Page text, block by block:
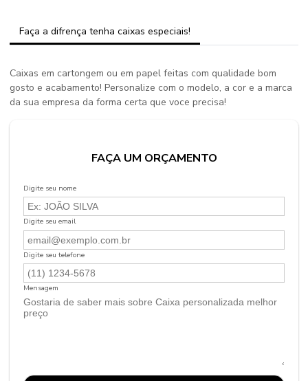
Faça a difrença tenha caixas especiais!
Caixas em cartongem ou em papel feitas com qualidade bom
gosto e acabamento! Personalize com o modelo, a cor e a marca
da sua empresa da forma certa que voce precisa!
FAÇA UM ORÇAMENTO
Digite seu nome
Digite seu email
Digite seu telefone
Mensagem